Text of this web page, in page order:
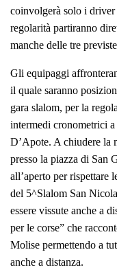
coinvolgerà solo i
regolarità partiranno
manche delle tre
Gli equipaggi
il quale saranno
gara slalom, per la
intermedi cronometrici
D’Apote. A chiudere la
presso la piazza di San
all’aperto per rispettare
del 5^Slalom San
essere vissute anche a
per le corse” che
Molise permettendo a
anche a distanza.